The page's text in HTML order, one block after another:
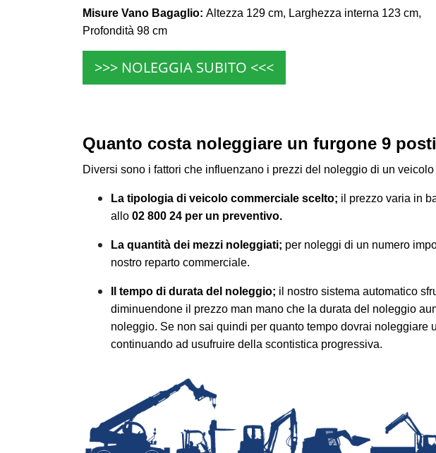
Misure Vano Bagaglio: Altezza 129 cm, Larghezza interna 123 cm,
Profondità 98 cm
>>> NOLEGGIA SUBITO <<<
Quanto costa noleggiare un furgone 9
Diversi sono i fattori che influenzano i prezzi del noleggio di un
La tipologia di veicolo commerciale scelto; il prezzo varia in
allo 02 800 24 per un preventivo.
La quantità dei mezzi noleggiati; per noleggi di un numero
nostro reparto commerciale.
Il tempo di durata del noleggio; il nostro sistema automatico
diminuendone il prezzo man mano che la durata del noleggio
noleggio. Se non sai quindi per quanto tempo dovrai
continuando ad usufruire della scontistica progressiva.